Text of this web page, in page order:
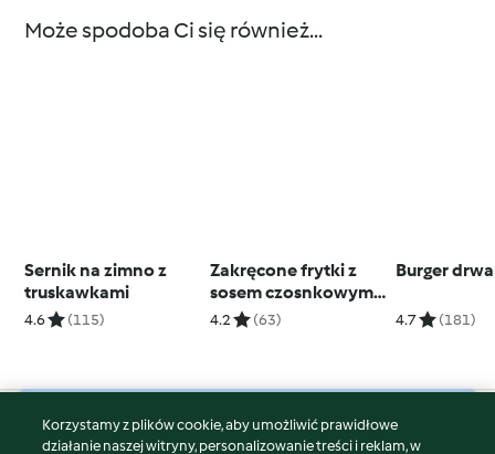
Może spodoba Ci się również...
Sernik na zimno z
truskawkami
4.6 (115)
Zakręcone frytki z
sosem czosnkowym
(TM6, TM7)
4.2 (63)
Burger
4.7 (181)
© Copyright 2026
Korzystamy z plików cookie, aby umożliwić prawidłowe
działanie naszej witryny, personalizowanie treści i reklam, w